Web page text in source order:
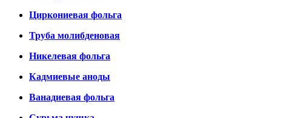
Циркониевая фольга
Труба молибденовая
Никелевая фольга
Кадмиевые аноды
Ванадиевая фольга